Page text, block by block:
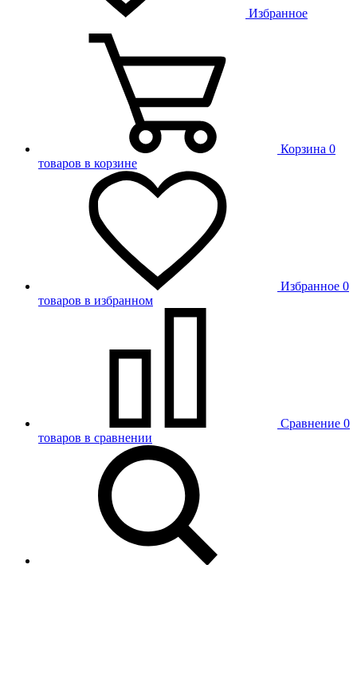
Избранное
Корзина 0
товаров в корзине
Избранное 0
товаров в избранном
Сравнение 0
товаров в сравнении